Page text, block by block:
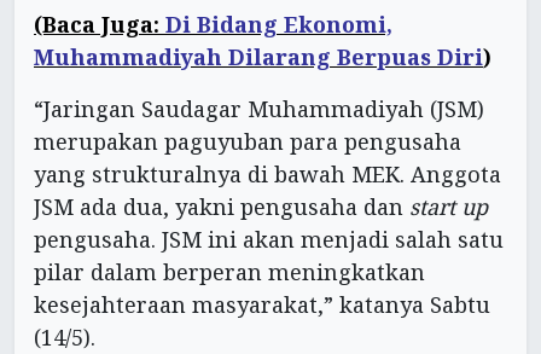
(Baca Juga: Di Bidang Ekonomi,
Muhammadiyah Dilarang Berpuas Diri)
“Jaringan Saudagar Muhammadiyah (JSM)
merupakan paguyuban para pengusaha
yang strukturalnya di bawah MEK. Anggota
JSM ada dua, yakni pengusaha dan start up
pengusaha. JSM ini akan menjadi salah satu
pilar dalam berperan meningkatkan
kesejahteraan masyarakat,” katanya Sabtu
(14/5).